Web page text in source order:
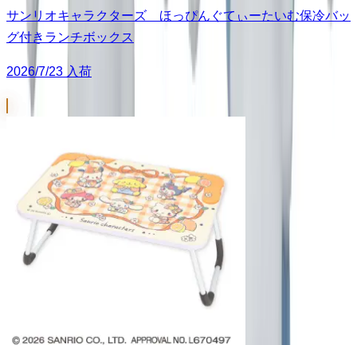
サンリオキャラクターズ ほっぴんぐてぃーたいむ保冷バッ
グ付きランチボックス
2026/7/23 入荷